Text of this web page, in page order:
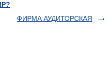
ФИРМА АУДИТОРСКАЯ